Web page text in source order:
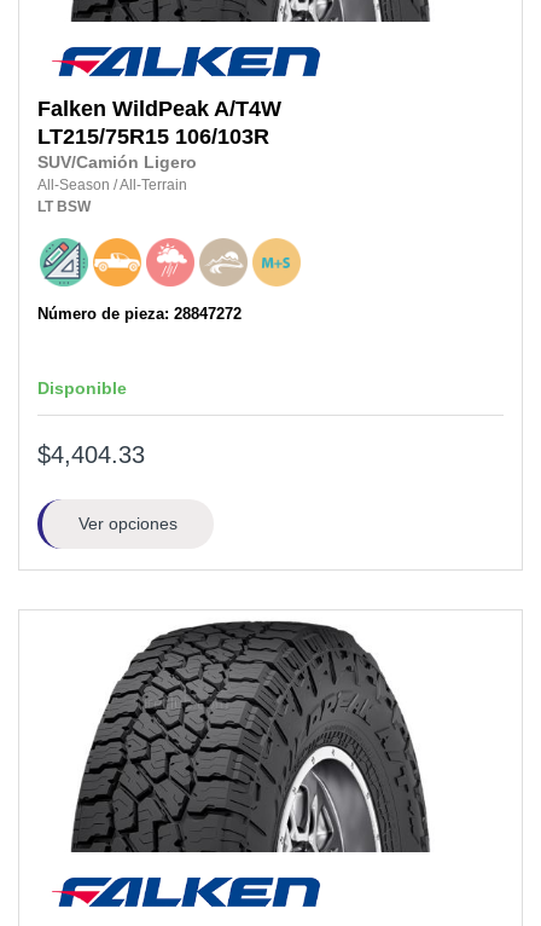
Falken WildPeak A/T4W
LT215/75R15 106/103R
SUV/Camión Ligero
All-Season /All-Terrain
LT BSW
Número de pieza: 28847272
Disponible
$4,404.33
Ver opciones